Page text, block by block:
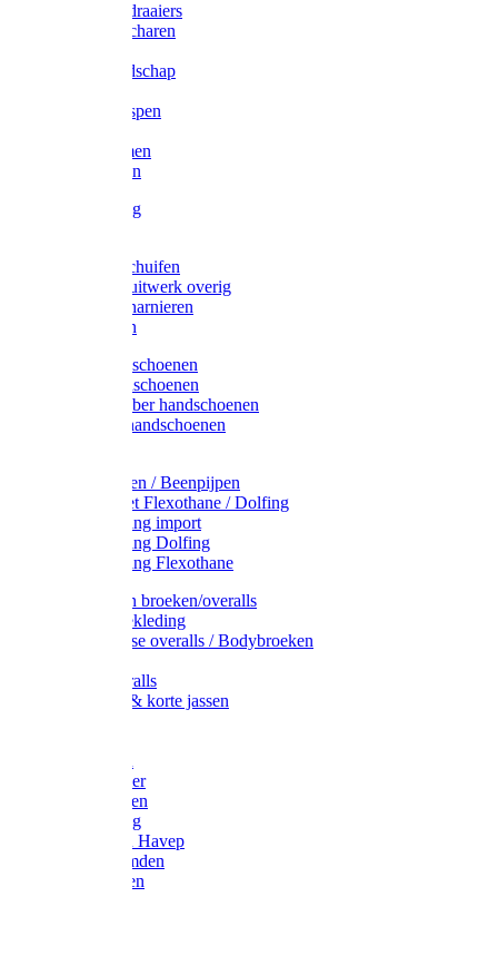
Schroevendraaiers
Tangen / Scharen
Meetgereedschap
Vijlen / Raspen
Lijmklemmen
Waterpassen
Bouwbeslag
Grendels/schuifen
Hang en sluitwerk overig
Hengen/scharnieren
Scharnieren
Latex handschoenen
Leren handschoenen
PVC / Rubber handschoenen
Katoenen handschoenen
Plukmouwen / Beenpijpen
Reparatieset Flexothane / Dolfing
Regenkleding import
Regenkleding Dolfing
Regenkleding Flexothane
Toebehoren broeken/overalls
Signalisatiekleding
Amerikaanse overalls / Bodybroeken
Kinderoveralls
Stofjassen & korte jassen
Bodywarmer
Werkbroeken
Zaagkleding
Werkjassen Havep
Thermohemden
Overhemden